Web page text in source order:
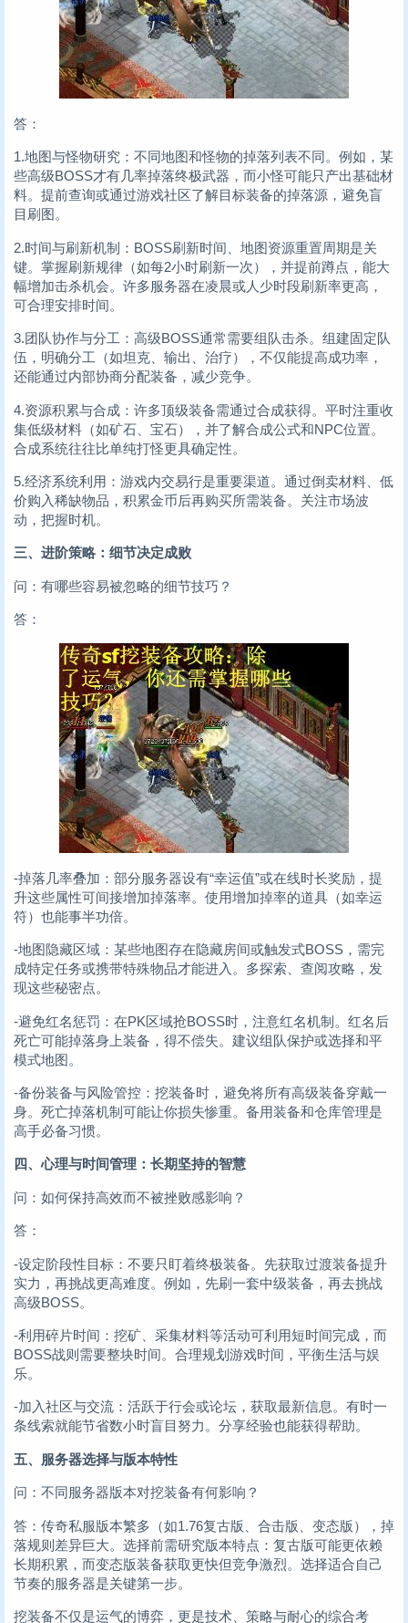
答：
1.地图与怪物研究：不同地图和怪物的掉落列表不同。例如，某
些高级BOSS才有几率掉落终极武器，而小怪可能只产出基础材
料。提前查询或通过游戏社区了解目标装备的掉落源，避免盲
目刷图。
2.时间与刷新机制：BOSS刷新时间、地图资源重置周期是关
键。掌握刷新规律（如每2小时刷新一次），并提前蹲点，能大
幅增加击杀机会。许多服务器在凌晨或人少时段刷新率更高，
可合理安排时间。
3.团队协作与分工：高级BOSS通常需要组队击杀。组建固定队
伍，明确分工（如坦克、输出、治疗），不仅能提高成功率，
还能通过内部协商分配装备，减少竞争。
4.资源积累与合成：许多顶级装备需通过合成获得。平时注重收
集低级材料（如矿石、宝石），并了解合成公式和NPC位置。
合成系统往往比单纯打怪更具确定性。
5.经济系统利用：游戏内交易行是重要渠道。通过倒卖材料、低
价购入稀缺物品，积累金币后再购买所需装备。关注市场波
动，把握时机。
三、进阶策略：细节决定成败
问：有哪些容易被忽略的细节技巧？
答：
-掉落几率叠加：部分服务器设有“幸运值”或在线时长奖励，提
升这些属性可间接增加掉落率。使用增加掉率的道具（如幸运
符）也能事半功倍。
-地图隐藏区域：某些地图存在隐藏房间或触发式BOSS，需完
成特定任务或携带特殊物品才能进入。多探索、查阅攻略，发
现这些秘密点。
-避免红名惩罚：在PK区域抢BOSS时，注意红名机制。红名后
死亡可能掉落身上装备，得不偿失。建议组队保护或选择和平
模式地图。
-备份装备与风险管控：挖装备时，避免将所有高级装备穿戴一
身。死亡掉落机制可能让你损失惨重。备用装备和仓库管理是
高手必备习惯。
四、心理与时间管理：长期坚持的智慧
问：如何保持高效而不被挫败感影响？
答：
-设定阶段性目标：不要只盯着终极装备。先获取过渡装备提升
实力，再挑战更高难度。例如，先刷一套中级装备，再去挑战
高级BOSS。
-利用碎片时间：挖矿、采集材料等活动可利用短时间完成，而
BOSS战则需要整块时间。合理规划游戏时间，平衡生活与娱
乐。
-加入社区与交流：活跃于行会或论坛，获取最新信息。有时一
条线索就能节省数小时盲目努力。分享经验也能获得帮助。
五、服务器选择与版本特性
问：不同服务器版本对挖装备有何影响？
答：传奇私服版本繁多（如1.76复古版、合击版、变态版），掉
落规则差异巨大。选择前需研究版本特点：复古版可能更依赖
长期积累，而变态版装备获取更快但竞争激烈。选择适合自己
节奏的服务器是关键第一步。
挖装备不仅是运气的博弈，更是技术、策略与耐心的综合考